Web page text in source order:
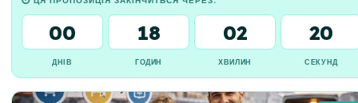
00
ДНІВ
18
ГОДИН
02
ХВИЛИН
19
СЕКУНД